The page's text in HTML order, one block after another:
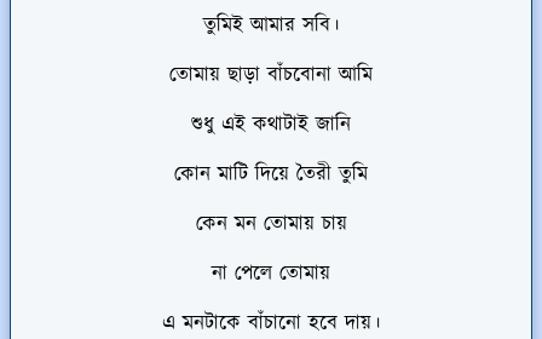
তুমিই আমার সবি।
তোমায় ছাড়া বাঁচবোনা আমি
শুধু এই কথাটাই জানি
কোন মাটি দিয়ে তৈরী তুমি
কেন মন তোমায় চায়
না পেলে তোমায়
এ মনটাকে বাঁচানো হবে দায়।